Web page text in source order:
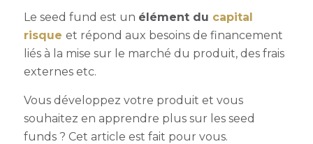
Le seed fund est un élément du capital
risque et répond aux besoins de financement
liés à la mise sur le marché du produit, des frais
externes etc.
Vous développez votre produit et vous
souhaitez en apprendre plus sur les seed
funds ? Cet article est fait pour vous.